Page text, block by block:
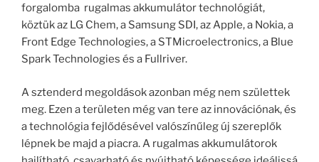
forgalomba rugalmas akkumulátor technológiát,
köztük az LG Chem, a Samsung SDI, az Apple, a Nokia, a
Front Edge Technologies, a STMicroelectronics, a Blue
Spark Technologies és a Fullriver.
A sztenderd megoldások azonban még nem születtek
meg. Ezen a területen még van tere az innovációnak, és
a technológia fejlődésével valószínűleg új szereplők
lépnek be majd a piacra. A rugalmas akkumulátorok